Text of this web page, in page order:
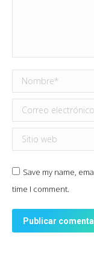
Nombre *
Correo electrónico
Sitio web
Save my name,
time I comment.
Publicar